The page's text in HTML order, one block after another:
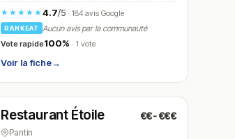
★★★★★4.7/5 · 184 avis Google
RANKEAT
Aucun avis par la communauté
Vote rapide100% · 1 vote
Voir la fiche→
N° 17
Fermé(11:00 – 23:30)
Restaurant Étoile €€-€€€
Pantin